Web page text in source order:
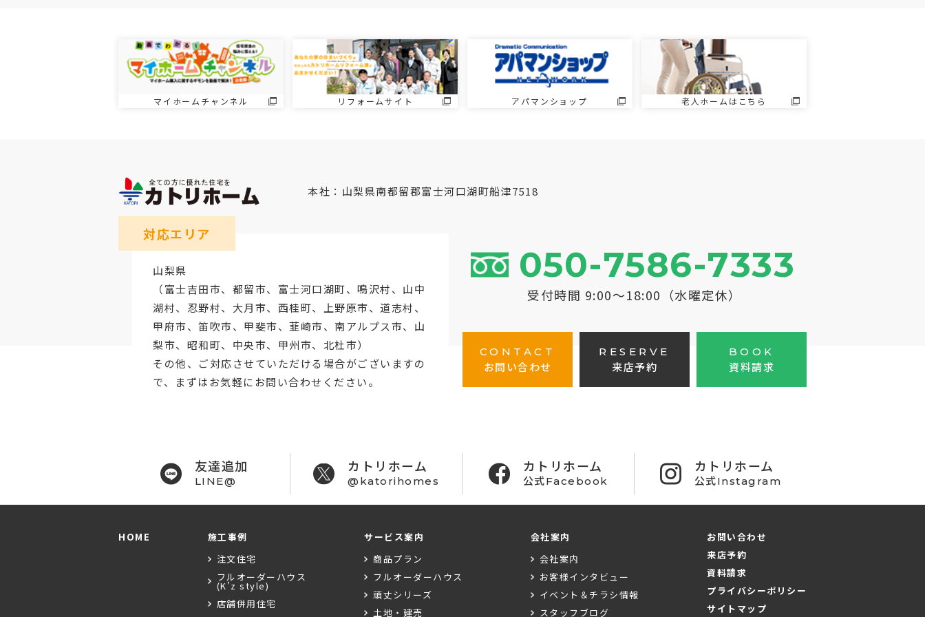
マイホームチャンネル リフォームサイト アパマンショップ 老人ホームはこちら
本社：山梨県南都留郡富士河口湖町船津7518
050-7586-7333
受付時間 9:00～18:00（水曜定休）
CONTACT
お問い合わせ
RESERVE
来店予約
BOOK
資料請求
対応エリア
山梨県
（富士吉田市、 都留市、 富士河口湖町、鳴沢村、山中
湖村、忍野村、 大月市、西桂町、上野原市、道志村、
甲府市、笛吹市、甲斐市、韮崎市、南アルプス市、山
梨市、昭和町、中央市、甲州市、北杜市）
その他、ご対応させていただける場合がございますの
で、まずはお気軽にお問い合わせください。
友達追加
LINE@
カトリホーム
@katorihomes
カトリホーム
公式Facebook
カトリホーム
公式Instagram
HOME
施工事例
注文住宅
フルオーダーハウス
(K’z style)
店舗併用住宅
サービス案内
商品プラン
フルオーダーハウス
頑丈シリーズ
土地・建売
会社案内
会社案内
お客様インタビュー
イベント＆チラシ情報
スタッフブログ
お問い合わせ
来店予約
資料請求
プライバシーポリシー
サイトマップ